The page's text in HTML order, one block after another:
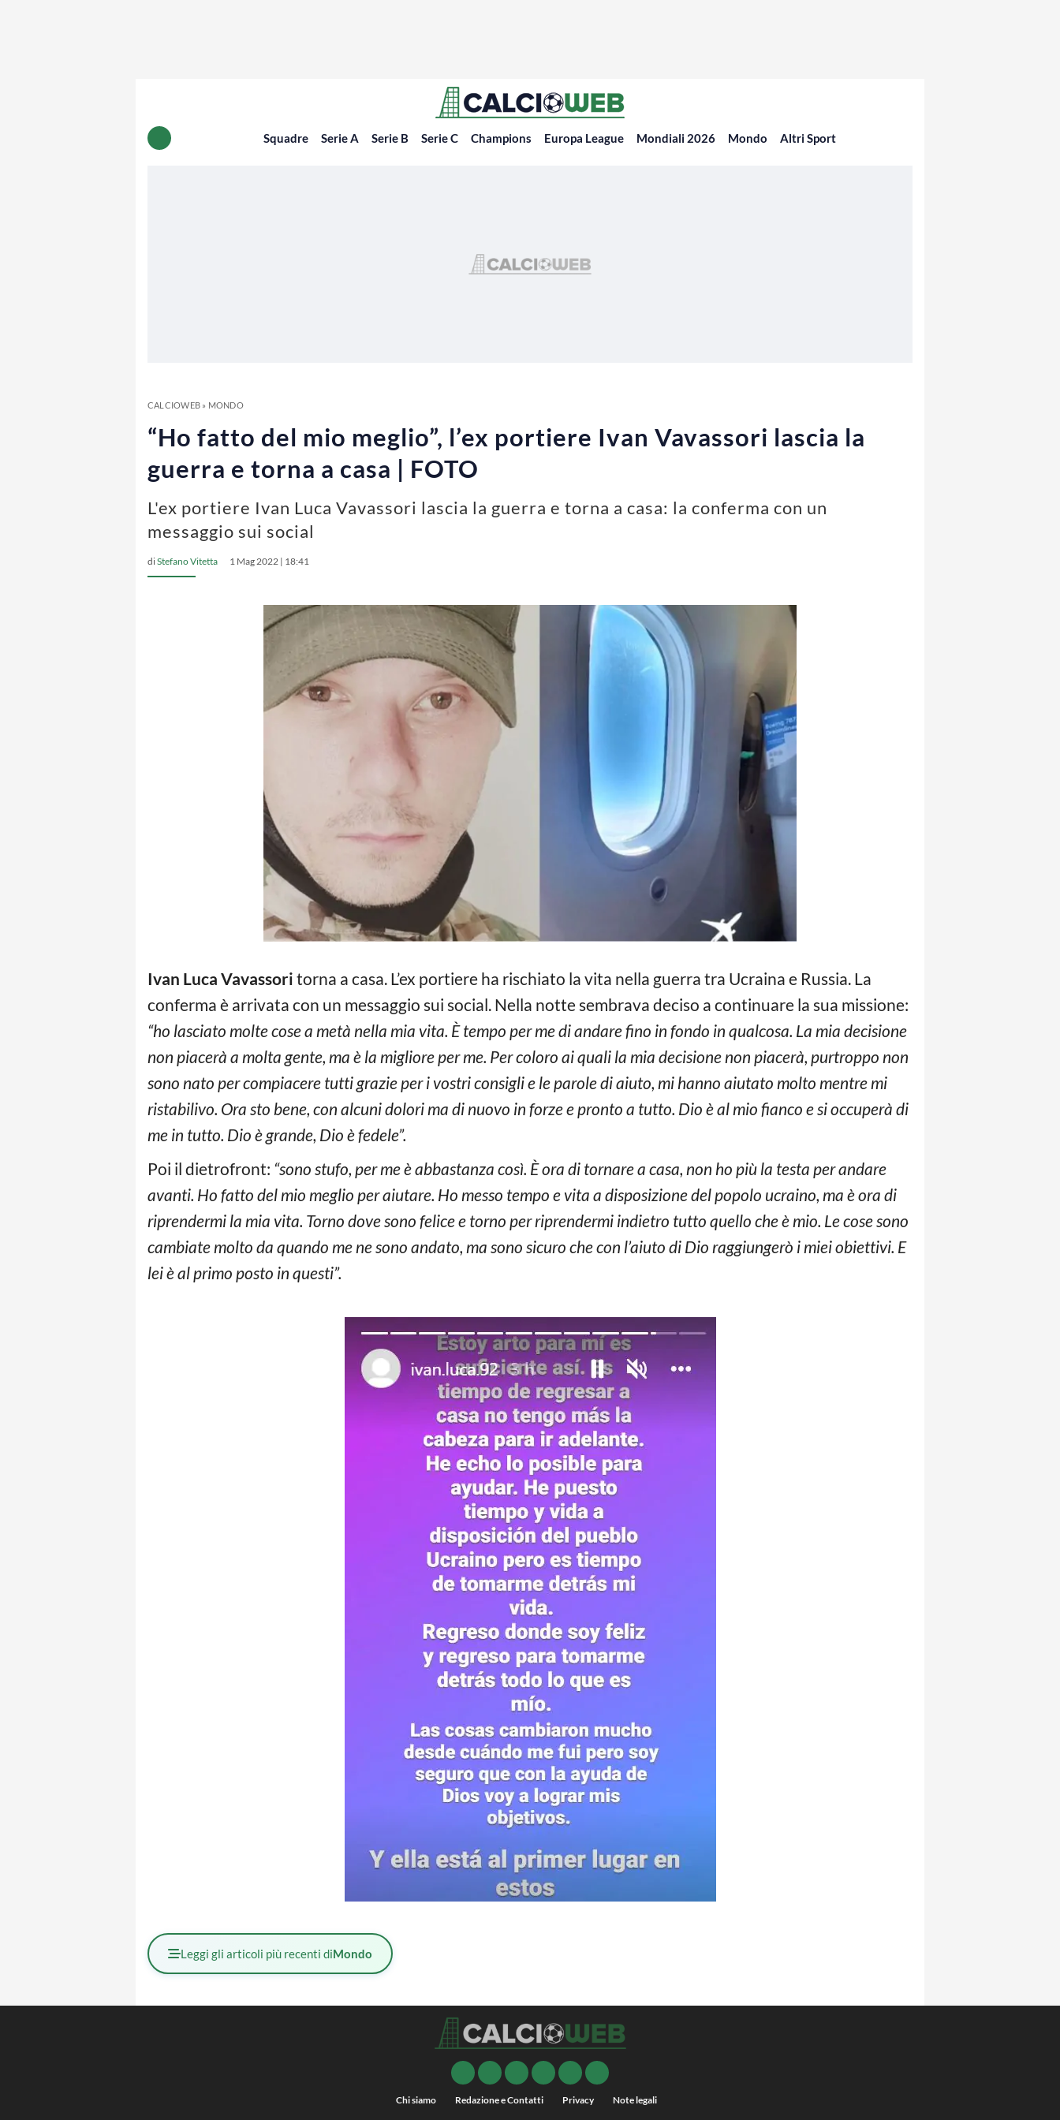
Squadre Serie A Serie B Serie C Champions Europa League Mondiali 2026 Mondo Altri Sport
CALCIOWEB» MONDO
“Ho fatto del mio meglio”, l’ex portiere Ivan Vavassori lascia la
guerra e torna a casa | FOTO
L'ex portiere Ivan Luca Vavassori lascia la guerra e torna a casa: la conferma con un
messaggio sui social
diStefano Vitetta 1 Mag 2022 | 18:41
Ivan Luca Vavassori torna a casa. L’ex portiere ha rischiato la vita nella guerra tra Ucraina e Russia. La
conferma è arrivata con un messaggio sui social. Nella notte sembrava deciso a continuare la sua missione:
“ho lasciato molte cose a metà nella mia vita. È tempo per me di andare fino in fondo in qualcosa. La mia decisione
non piacerà a molta gente, ma è la migliore per me. Per coloro ai quali la mia decisione non piacerà, purtroppo non
sono nato per compiacere tutti grazie per i vostri consigli e le parole di aiuto, mi hanno aiutato molto mentre mi
ristabilivo. Ora sto bene, con alcuni dolori ma di nuovo in forze e pronto a tutto. Dio è al mio fianco e si occuperà di
me in tutto. Dio è grande, Dio è fedele”.
Poi il dietrofront: “sono stufo, per me è abbastanza così. È ora di tornare a casa, non ho più la testa per andare
avanti. Ho fatto del mio meglio per aiutare. Ho messo tempo e vita a disposizione del popolo ucraino, ma è ora di
riprendermi la mia vita. Torno dove sono felice e torno per riprendermi indietro tutto quello che è mio. Le cose sono
cambiate molto da quando me ne sono andato, ma sono sicuro che con l’aiuto di Dio raggiungerò i miei obiettivi. E
lei è al primo posto in questi”.
Leggi gli articoli più recenti diMondo
Chi siamo Redazione e Contatti Privacy Note legali